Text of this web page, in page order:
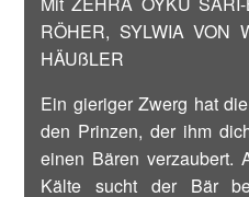
RÖHER, SYLWIA VON
HÄUßLER
Ein gieriger Zwerg hat
den Prinzen, der ihm
einen Bären verzaubert.
Kälte sucht der Bär